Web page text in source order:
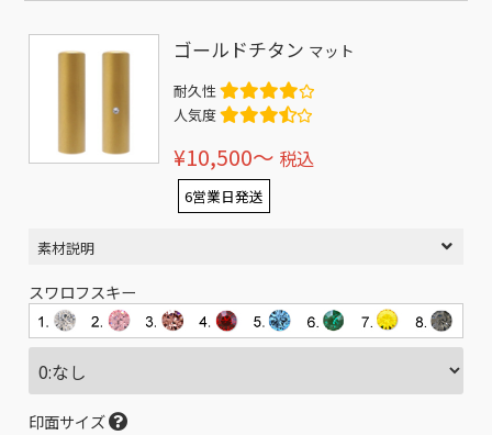
ゴールドチタン マット
耐久性
人気度
¥10,500〜 税込
6営業日発送
素材説明
スワロフスキー
印面サイズ